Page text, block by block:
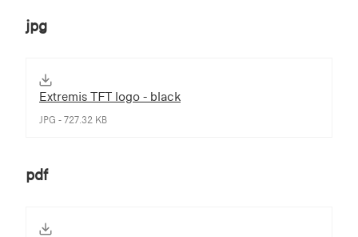
jpg
Extremis TFT logo - black
JPG - 727.32 KB
pdf